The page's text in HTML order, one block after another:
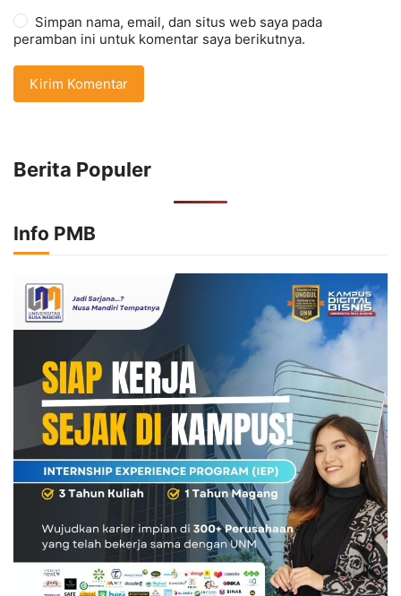
Simpan nama, email, dan situs web saya pada
peramban ini untuk komentar saya berikutnya.
Berita Populer
Info PMB